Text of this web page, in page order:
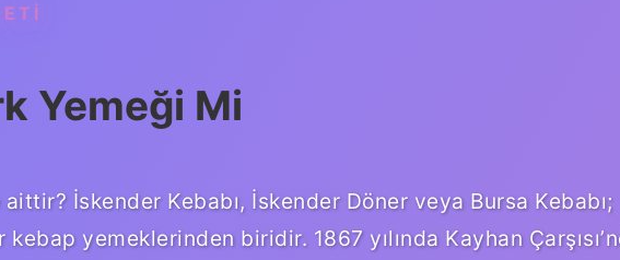
Yemeği Mi
İskender Kebabı, İskender Döner veya Bursa Kebabı;
yemeklerinden biridir. 1867 yılında Kayhan